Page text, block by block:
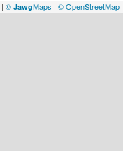
| © JawgMaps | © OpenStreetMap